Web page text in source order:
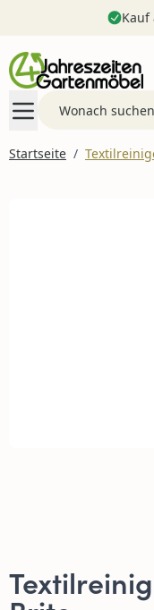
Kauf
Startseite /